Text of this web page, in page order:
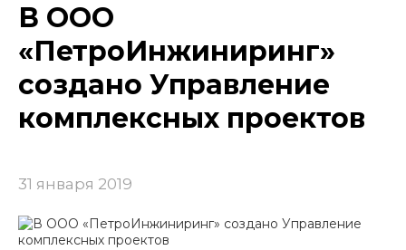
В ООО
«ПетроИнжиниринг»
создано Управление
комплексных проектов
31 января 2019